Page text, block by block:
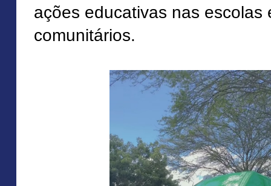
ações educativas nas escolas
comunitários.